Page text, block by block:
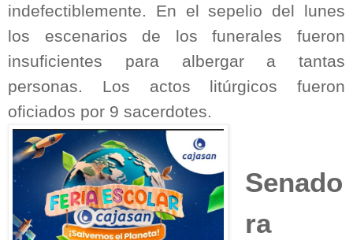
indefectiblemente. En el sepelio del lunes
los escenarios de los funerales fueron
insuficientes para albergar a tantas
personas. Los actos litúrgicos fueron
oficiados por 9 sacerdotes.
Senado
ra